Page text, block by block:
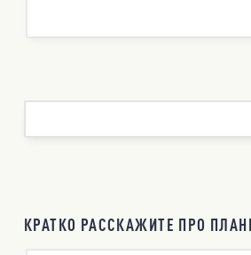
КРАТКО РАССКАЖИТЕ ПРО